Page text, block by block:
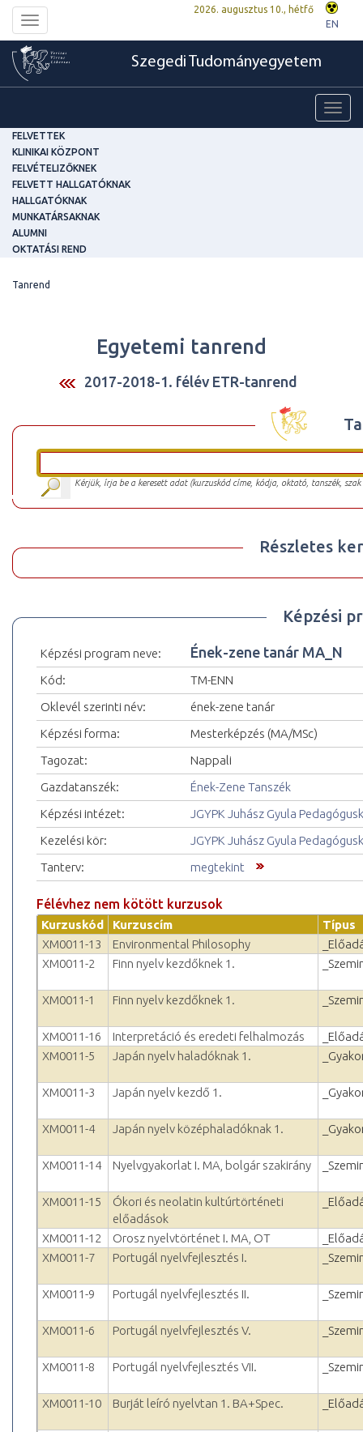
Toggle
navigation
2026. augusztus 10., hétfő
EN
Szegedi Tudományegyetem
FELVETTEK
KLINIKAI KÖZPONT
FELVÉTELIZŐKNEK
FELVETT HALLGATÓKNAK
HALLGATÓKNAK
MUNKATÁRSAKNAK
ALUMNI
OKTATÁSI REND
Tanrend
Egyetemi tanrend
2017-2018-1. félév ETR-tanrend
Kérjük, írja be a keresett adat (kurzuskód címe, kódja, oktató, tanszék,
Részletes
Képzési
Képzési program neve: Ének-zene tanár MA_N
Kód:
TM-ENN
Oklevél szerinti név:
ének-zene tanár
Képzési forma:
Mesterképzés (MA/MSc)
Tagozat:
Nappali
Gazdatanszék:
Ének-Zene Tanszék
Képzési intézet:
JGYPK Juhász Gyula
Kezelési kör:
JGYPK Juhász Gyula
Tanterv:
megtekint
Félévhez nem kötött kurzusok
Kurzuskód Kurzuscím
Típus
XM0011-13
Environmental Philosophy
XM0011-2
Finn nyelv kezdőknek 1.
XM0011-1 Finn nyelv kezdőknek 1.
XM0011-16 Interpretáció és eredeti felhalmozás
XM0011-5
Japán nyelv haladóknak 1.
XM0011-3 Japán nyelv kezdő 1.
XM0011-4 Japán nyelv középhaladóknak 1.
XM0011-14 Nyelvgyakorlat I. MA, bolgár szakirány
XM0011-15
Ókori és neolatin kultúrtörténeti
előadások
XM0011-12 Orosz nyelvtörténet I. MA, OT
XM0011-7
Portugál nyelvfejlesztés I.
XM0011-9 Portugál nyelvfejlesztés II.
XM0011-6 Portugál nyelvfejlesztés V.
XM0011-8 Portugál nyelvfejlesztés VII.
XM0011-10 Burját leíró nyelvtan 1. BA+Spec.